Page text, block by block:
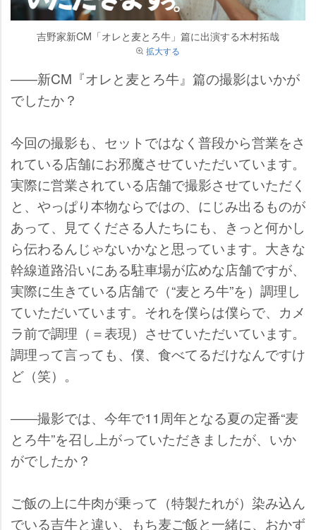
吉野家新CM「オレと麦とろ牛」篇に出演する木村拓哉
拡大する
――新CM『オレと麦とろ牛』篇の撮影はいかが
でしたか？
今回の撮影も、セットではなく普段から営業をさ
れている店舗にお邪魔させていただいています。
実際に営業されている店舗で撮影させていただく
と、やっぱり本物ならではの、にじみ出るものが
あって、見てくださる人たちにも、きっと何かし
ら伝わるんじゃないかなと思っています。大きな
幹線道路沿いにある駐車場が広めな店舗ですが、
実際に生きている店舗で（“麦とろ牛”を）調理し
ていただいています。それを僕らは僕らで、カメ
ラ前で調理（＝表現）させていただいています。
調理って言っても、僕、食べてるだけなんですけ
ど（笑）。
――撮影では、今年で11周年となる夏の定番“麦
とろ牛”を召し上がっていただきましたが、いか
がでしたか？
ご飯の上に牛肉が乗って（特製たれが）染み込ん
でいる吉牛と違い、もち麦ご飯と一緒に、おかず